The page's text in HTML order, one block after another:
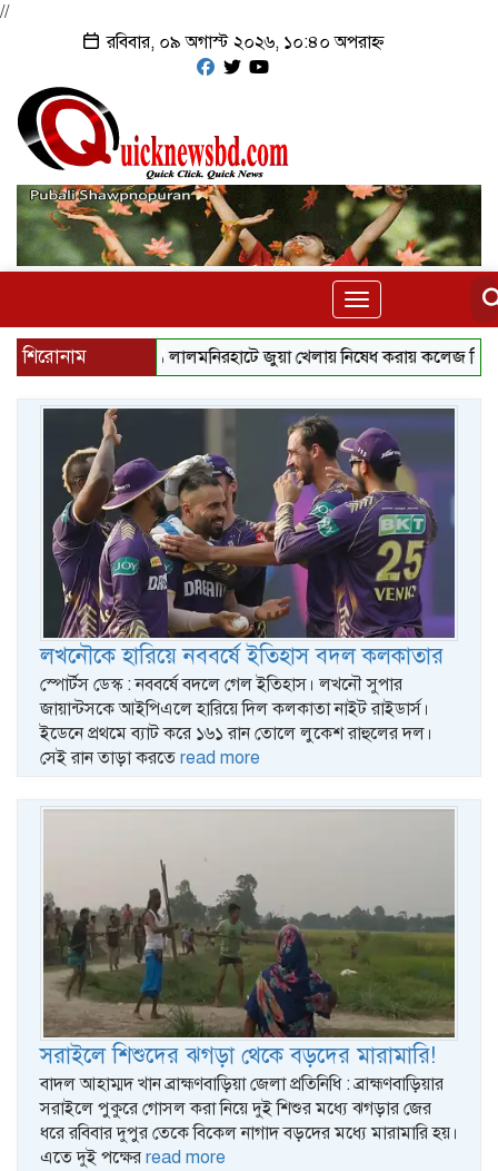
//
রবিবার, ০৯ অগাস্ট ২০২৬, ১০:৪০ অপরাহ্ন
Toggle
navigation
শিরোনাম ‎লালমনিরহাটে জুয়া খেলায় নিষেধ করায় কলেজ শিক্ষকের ওপর
লখনৌকে হারিয়ে নববর্ষে ইতিহাস বদল কলকাতার
স্পোর্টস ডেস্ক : নববর্ষে বদলে গেল ইতিহাস। লখনৌ সুপার
জায়ান্টসকে আইপিএলে হারিয়ে দিল কলকাতা নাইট রাইডার্স।
ইডেনে প্রথমে ব্যাট করে ১৬১ রান তোলে লুকেশ রাহুলের দল।
সেই রান তাড়া করতে read more
সরাইলে শিশুদের ঝগড়া থেকে বড়দের মারামারি!
বাদল আহাম্মদ খান ব্রাহ্মণবাড়িয়া জেলা প্রতিনিধি : ব্রাহ্মণবাড়িয়ার
সরাইলে পুকুরে গোসল করা নিয়ে দুই শিশুর মধ্যে ঝগড়ার জের
ধরে রবিবার দুপুর তেকে বিকেল নাগাদ বড়দের মধ্যে মারামারি হয়।
এতে দুই পক্ষের read more